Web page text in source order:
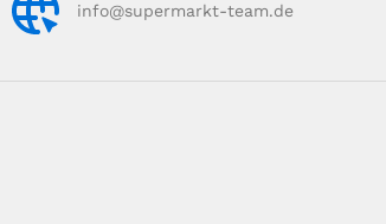
info@supermarkt-team.de